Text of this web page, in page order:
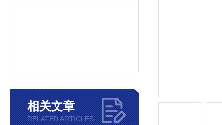
相关文章
RELATED ARTICLES